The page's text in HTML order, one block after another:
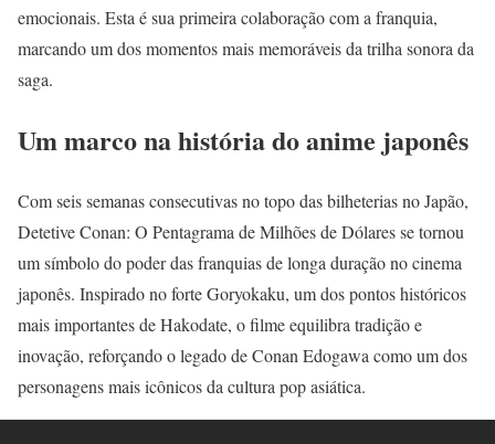
emocionais. Esta é sua primeira colaboração com a franquia,
marcando um dos momentos mais memoráveis da trilha sonora da
saga.
Um marco na história do anime japonês
Com seis semanas consecutivas no topo das bilheterias no Japão,
Detetive Conan: O Pentagrama de Milhões de Dólares se tornou
um símbolo do poder das franquias de longa duração no cinema
japonês. Inspirado no forte Goryokaku, um dos pontos históricos
mais importantes de Hakodate, o filme equilibra tradição e
inovação, reforçando o legado de Conan Edogawa como um dos
personagens mais icônicos da cultura pop asiática.